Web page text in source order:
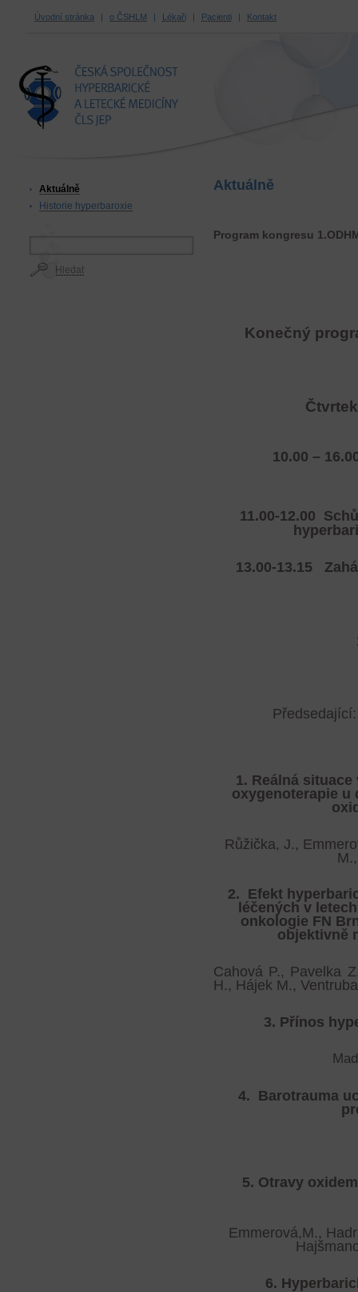
Úvodní stránka | o ČSHLM | Lékaři | Pacienti | Kontakt
ČESKÁ SPOLEČNOST
HYPERBARICKÉ A LETECKÉ
MEDICÍNY ČLS JEP
Aktuálně
Historie hyperbaroxie
Hledat
Aktuálně
Program kongresu
Konečný
10.00 –
11.00-12.00
13.00-13.15
1. Reálná
oxygenoterapie u
Růžička, J.,
2. Efekt
léčených v
onkologie FN
objektivně
Cahová P., Pavelka
H., Hájek M.,
3. Přínos
4. Barotrauma
5. Otravy
Emmerová,M.,
6.